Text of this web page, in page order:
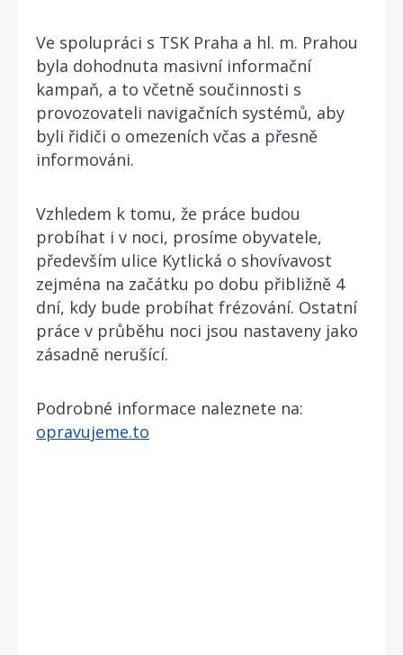
Ve spolupráci s TSK Praha a hl. m. Prahou
byla dohodnuta masivní informační
kampaň, a to včetně součinnosti s
provozovateli navigačních systémů, aby
byli řidiči o omezeních včas a přesně
informováni.
Vzhledem k tomu, že práce budou
probíhat i v noci, prosíme obyvatele,
především ulice Kytlická o shovívavost
zejména na začátku po dobu přibližně 4
dní, kdy bude probíhat frézování. Ostatní
práce v průběhu noci jsou nastaveny jako
zásadně nerušící.
Podrobné informace naleznete na:
opravujeme.to